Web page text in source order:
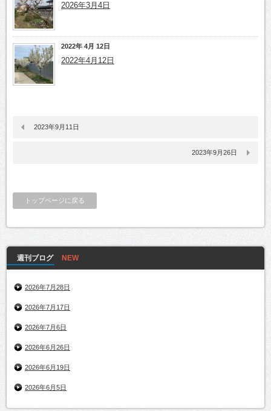
2026年3月4日
2022年 4月 12日
2022年4月12日
2023年9月11日
2023年9月26日
トップページに戻る
週刊ブログ
2026年7月28日
2026年7月17日
2026年7月6日
2026年6月26日
2026年6月19日
2026年6月5日